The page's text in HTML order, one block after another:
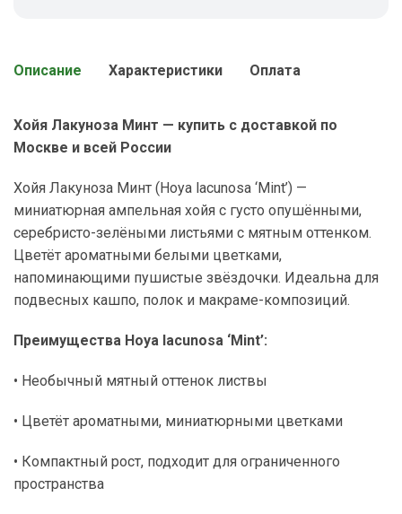
Описание Характеристики Оплата
Хойя Лакуноза Минт — купить с доставкой по
Москве и всей России
Хойя Лакуноза Минт (Hoya lacunosa ‘Mint’) —
миниатюрная ампельная хойя с густо опушёнными,
серебристо-зелёными листьями с мятным оттенком.
Цветёт ароматными белыми цветками,
напоминающими пушистые звёздочки. Идеальна для
подвесных кашпо, полок и макраме-композиций.
Преимущества Hoya lacunosa ‘Mint’:
• Необычный мятный оттенок листвы
• Цветёт ароматными, миниатюрными цветками
• Компактный рост, подходит для ограниченного
пространства